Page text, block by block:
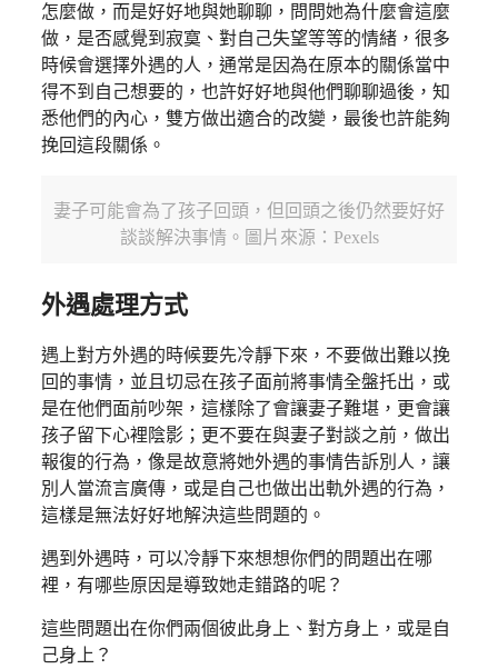
怎麼做，而是好好地與她聊聊，問問她為什麼會這麼
做，是否感覺到寂寞、對自己失望等等的情緒，很多
時候會選擇外遇的人，通常是因為在原本的關係當中
得不到自己想要的，也許好好地與他們聊聊過後，知
悉他們的內心，雙方做出適合的改變，最後也許能夠
挽回這段關係。
妻子可能會為了孩子回頭，但回頭之後仍然要好好
談談解決事情。圖片來源：Pexels
外遇處理方式
遇上對方外遇的時候要先冷靜下來，不要做出難以挽
回的事情，並且切忌在孩子面前將事情全盤托出，或
是在他們面前吵架，這樣除了會讓妻子難堪，更會讓
孩子留下心裡陰影；更不要在與妻子對談之前，做出
報復的行為，像是故意將她外遇的事情告訴別人，讓
別人當流言廣傳，或是自己也做出出軌外遇的行為，
這樣是無法好好地解決這些問題的。
遇到外遇時，可以冷靜下來想想你們的問題出在哪
裡，有哪些原因是導致她走錯路的呢？
這些問題出在你們兩個彼此身上、對方身上，或是自
己身上？